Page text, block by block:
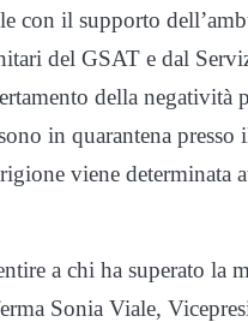
con il supporto
del GSAT e dal
della negatività
in quarantena
viene determinata
a chi ha superato la
Sonia Viale,